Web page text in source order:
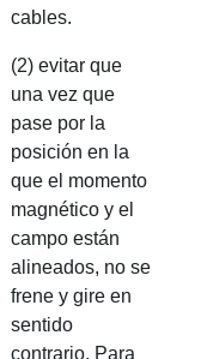
cables.
(2) evitar que
una vez que
pase por la
posición en la
que el momento
magnético y el
campo están
alineados, no se
frene y gire en
sentido
contrario. Para